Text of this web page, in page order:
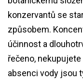
konzervantů se
způsobem.
účinnost a
řečeno,
absenci vody jsou